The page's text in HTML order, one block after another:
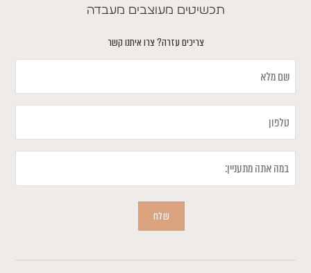
תכשיטים מעוצבים מעבדה
צריכים עזרה? צרו איתנו קשר
מלא
טלפון
אתה
שלח